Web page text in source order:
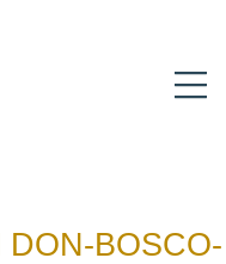
BOSCO-